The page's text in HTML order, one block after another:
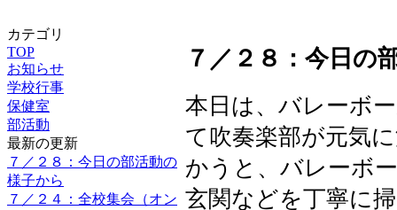
カテゴリ
TOP
お知らせ
学校行事
保健室
部活動
最新の更新
７／２８：今日の部活動の
様子から
７／２４：全校集会（オン
７／２８：今日の
本日は、バレーボ
て吹奏楽部が元気
かうと、バレーボ
玄関などを丁寧に